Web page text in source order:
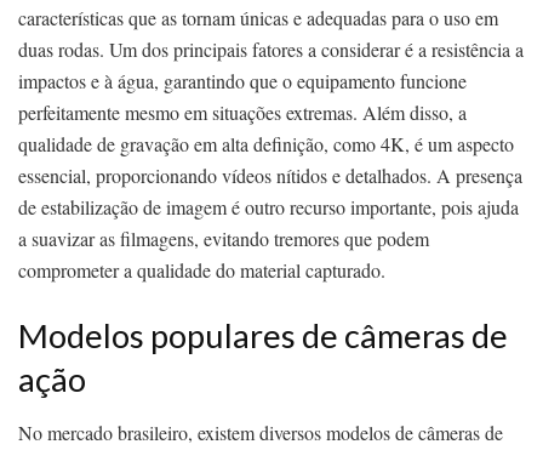
características que as tornam únicas e adequadas para o uso em
duas rodas. Um dos principais fatores a considerar é a resistência a
impactos e à água, garantindo que o equipamento funcione
perfeitamente mesmo em situações extremas. Além disso, a
qualidade de gravação em alta definição, como 4K, é um aspecto
essencial, proporcionando vídeos nítidos e detalhados. A presença
de estabilização de imagem é outro recurso importante, pois ajuda
a suavizar as filmagens, evitando tremores que podem
comprometer a qualidade do material capturado.
Modelos populares de câmeras de
ação
No mercado brasileiro, existem diversos modelos de câmeras de